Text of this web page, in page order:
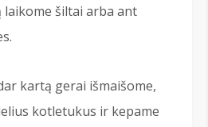
laikome šiltai arba ant
kartą gerai išmaišome,
kotletukus ir kepame